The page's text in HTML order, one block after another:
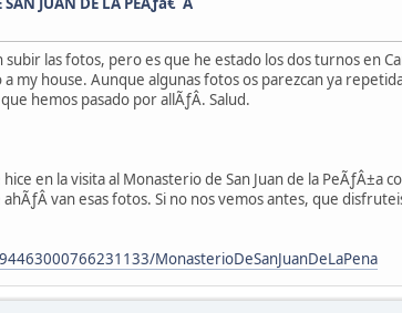
las fotos, pero es que he estado los dos turnos en
a my house. Aunque algunas fotos os parezcan ya
hemos pasado por allÃƒÂ­. Salud.
en la visita al Monasterio de San Juan de la
van esas fotos. Si no nos vemos antes, que
MonasterioDeSanJuanDeLaPena